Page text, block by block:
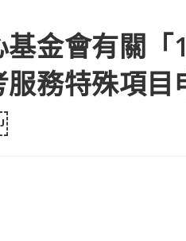
金會有關「
務特殊項目